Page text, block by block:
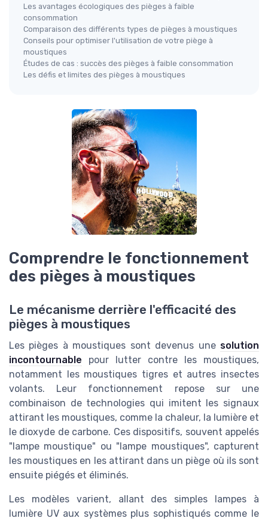
Les avantages écologiques des pièges à faible
consommation
Comparaison des différents types de pièges à moustiques
Conseils pour optimiser l'utilisation de votre piège à
moustiques
Études de cas : succès des pièges à faible consommation
Les défis et limites des pièges à moustiques
Comprendre le fonctionnement
des pièges à moustiques
Le mécanisme derrière l'efficacité des
pièges à moustiques
Les pièges à moustiques sont devenus une solution
incontournable pour lutter contre les moustiques,
notamment les moustiques tigres et autres insectes
volants. Leur fonctionnement repose sur une
combinaison de technologies qui imitent les signaux
attirant les moustiques, comme la chaleur, la lumière et
le dioxyde de carbone. Ces dispositifs, souvent appelés
"lampe moustique" ou "lampe moustiques", capturent
les moustiques en les attirant dans un piège où ils sont
ensuite piégés et éliminés.
Les modèles varient, allant des simples lampes à
lumière UV aux systèmes plus sophistiqués comme le